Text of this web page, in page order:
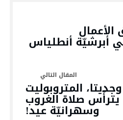
أبرشيّة أنطلياس
المتروبوليت
صلاة الغروب
وسهرانيّة عيد!